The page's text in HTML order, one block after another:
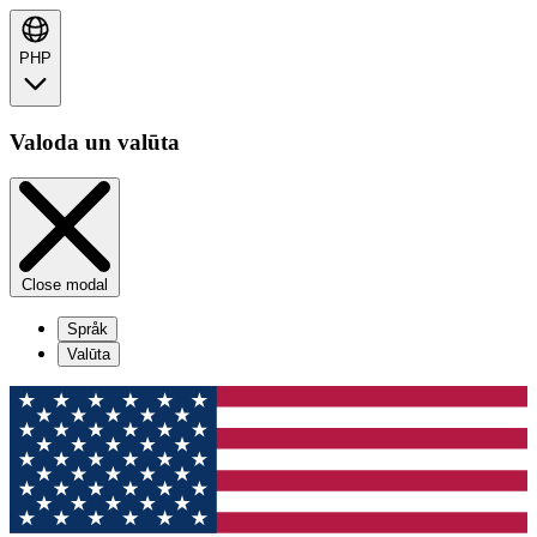
PHP
Valoda un valūta
Close modal
Språk
Valūta